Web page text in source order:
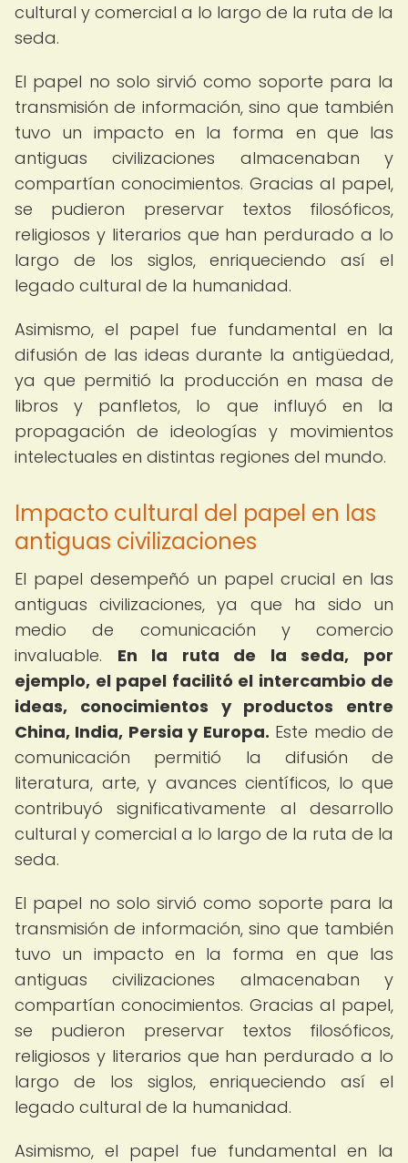
cultural y comercial a lo largo de la ruta de la
seda.
El papel no solo sirvió como soporte para la
transmisión de información, sino que también
tuvo un impacto en la forma en que las
antiguas civilizaciones almacenaban y
compartían conocimientos. Gracias al papel,
se pudieron preservar textos filosóficos,
religiosos y literarios que han perdurado a lo
largo de los siglos, enriqueciendo así el
legado cultural de la humanidad.
Asimismo, el papel fue fundamental en la
difusión de las ideas durante la antigüedad,
ya que permitió la producción en masa de
libros y panfletos, lo que influyó en la
propagación de ideologías y movimientos
intelectuales en distintas regiones del mundo.
Impacto cultural del papel en las
antiguas civilizaciones
El papel desempeñó un papel crucial en las
antiguas civilizaciones, ya que ha sido un
medio de comunicación y comercio
invaluable. En la ruta de la seda, por
ejemplo, el papel facilitó el intercambio de
ideas, conocimientos y productos entre
China, India, Persia y Europa. Este medio de
comunicación permitió la difusión de
literatura, arte, y avances científicos, lo que
contribuyó significativamente al desarrollo
cultural y comercial a lo largo de la ruta de la
seda.
El papel no solo sirvió como soporte para la
transmisión de información, sino que también
tuvo un impacto en la forma en que las
antiguas civilizaciones almacenaban y
compartían conocimientos. Gracias al papel,
se pudieron preservar textos filosóficos,
religiosos y literarios que han perdurado a lo
largo de los siglos, enriqueciendo así el
legado cultural de la humanidad.
Asimismo, el papel fue fundamental en la